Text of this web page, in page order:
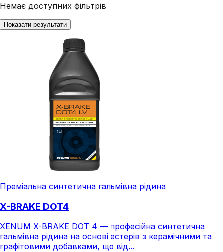
Немає доступних фільтрів
Показати результати
Преміальна синтетична гальмівна рідина
X-BRAKE DOT4
XENUM X-BRAKE DOT 4 — професійна синтетична
гальмівна рідина на основі естерів з керамічними та
графітовими добавками, що від...